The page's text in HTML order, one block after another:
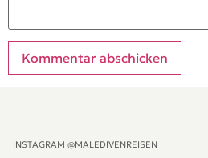
INSTAGRAM @MALEDIVENREISEN